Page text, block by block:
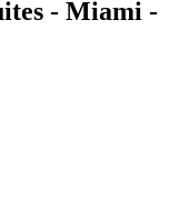
- Miami -